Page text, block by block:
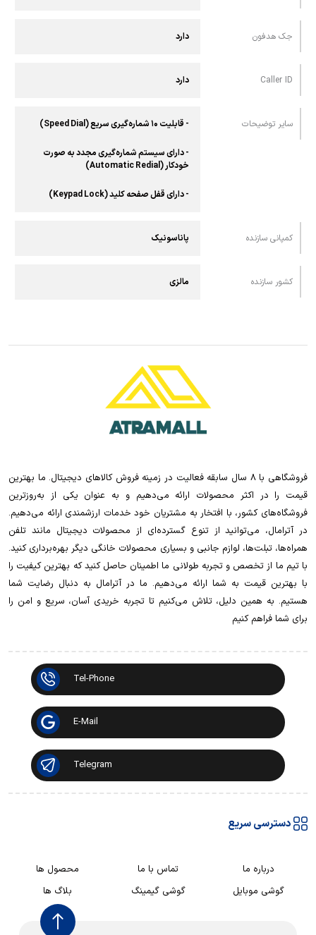
جک هدفون دارد
Caller ID دارد
سایر توضیحات - قابلیت ۱۰ شماره‌گیری سریع (Speed Dial)
- دارای سیستم شماره‌گیری مجدد به صورت
خودکار (Automatic Redial)
- دارای قفل صفحه کلید (Keypad Lock)
کمپانی سازنده پاناسونیک
کشور سازنده مالزی
فروشگاهی با 8 سال سابقه فعالیت در زمینه فروش کالاهای دیجیتال. ما بهترین
قیمت را در اکثر محصولات ارائه می‌دهیم و به عنوان یکی از به‌روزترین
فروشگاه‌های کشور، با افتخار به مشتریان خود خدمات ارزشمندی ارائه می‌دهیم.
در آترامال، می‌توانید از تنوع گسترده‌ای از محصولات دیجیتال مانند تلفن
همراه‌ها، تبلت‌ها، لوازم جانبی و بسیاری محصولات خانگی دیگر بهره‌برداری کنید.
با تیم ما از تخصص و تجربه طولانی ما اطمینان حاصل کنید که بهترین کیفیت را
با بهترین قیمت به شما ارائه می‌دهیم. ما در آترامال به دنبال رضایت شما
هستیم. به همین دلیل، تلاش می‌کنیم تا تجربه خریدی آسان، سریع و امن را
برای شما فراهم کنیم
Tel-Phone
E-Mail
Telegram
دسترسی سریع
درباره ما تماس با ما
محصول ها
گوشی موبایل
گوشی گیمینگ بلاگ ها